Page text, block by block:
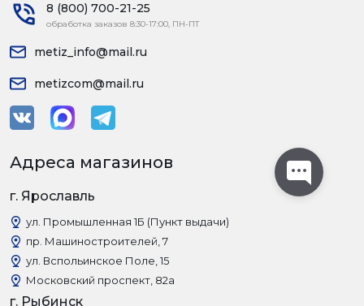
8 (800) 700-21-25
обработка заказов 8:30-17:00, ПН-ПТ
metiz_info@mail.ru
metizcom@mail.ru
Адреса магазинов
г. Ярославль
ул. Промышленная 1Б (Пункт выдачи)
пр. Машиностроителей, 7
ул. Вспольинское Поле, 15
Московский проспект, 82а
г. Рыбинск